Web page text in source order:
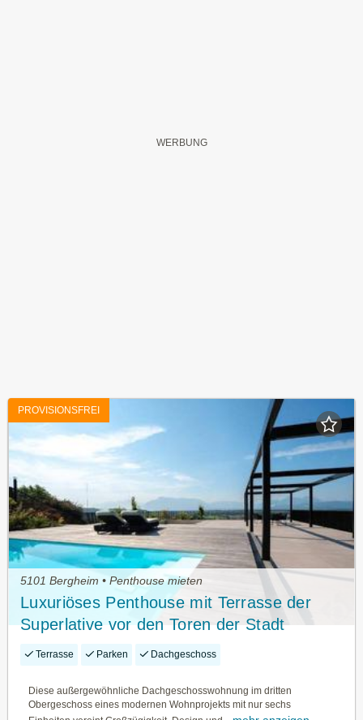
PROVISIONSFREI
5101 Bergheim • Penthouse mieten
Luxuriöses Penthouse mit Terrasse der
Superlative vor den Toren der Stadt
Salzburg
Terrasse Parken Dachgeschoss
Diese außergewöhnliche Dachgeschosswohnung im dritten
Obergeschoss eines modernen Wohnprojekts mit nur sechs